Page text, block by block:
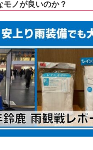
モノが良いのか？